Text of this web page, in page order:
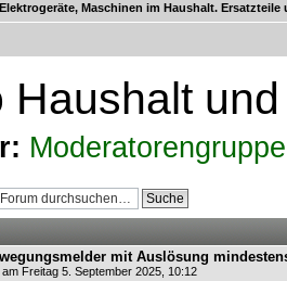
Elektrogeräte, Maschinen im Haushalt. Ersatzteile
Haushalt
Moderatorengruppe
mit Auslösung
am Freitag 5. September 2025, 10:12